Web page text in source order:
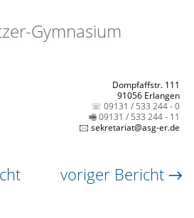
Gymnasium
Dompfaffstr. 111
91056 Erlangen
☏ 09131 / 533 244 - 0
🖷 09131 / 533 244 - 11
🖂 sekretariat@asg-er.de
voriger Bericht →